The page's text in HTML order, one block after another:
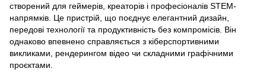
створений для геймерів, креаторів і професіоналів STEM-
напрямків. Це пристрій, що поєднує елегантний дизайн,
передові технології та продуктивність без компромісів. Він
однаково впевнено справляється з кіберспортивними
викликами, рендерингом відео чи складними графічними
проєктами.